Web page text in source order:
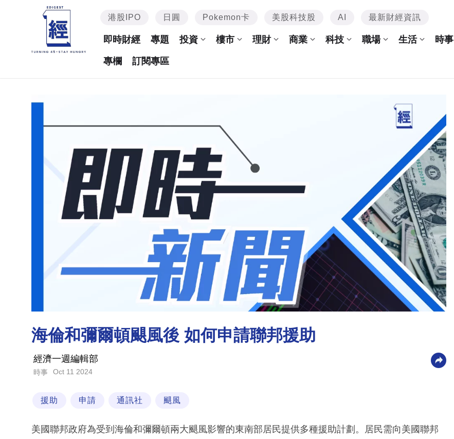
港股IPO 日圓 Pokemon卡 美股科技股 AI 最新財經資訊
即時財經 專題 投資 樓市 理財 商業 科技 職場 生活 時事
專欄 訂閱專區
海倫和彌爾頓颶風後 如何申請聯邦援助
經濟一週編輯部
時事 Oct 11 2024
援助 申請 通訊社 颶風
美國聯邦政府為受到海倫和彌爾頓兩大颶風影響的東南部居民提供多種援助計劃。居民需向美國聯邦